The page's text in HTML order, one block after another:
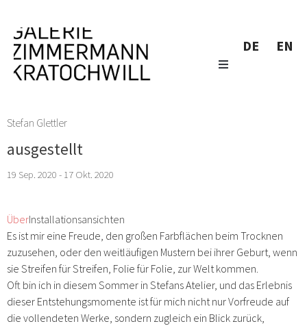
DE EN
Stefan Glettler
ausgestellt
19 Sep. 2020 - 17 Okt. 2020
ÜberInstallationsansichten
Es ist mir eine Freude, den großen Farbflächen beim Trocknen
zuzusehen, oder den weitläufigen Mustern bei ihrer Geburt, wenn
sie Streifen für Streifen, Folie für Folie, zur Welt kommen.
Oft bin ich in diesem Sommer in Stefans Atelier, und das Erlebnis
dieser Entstehungsmomente ist für mich nicht nur Vorfreude auf
die vollendeten Werke, sondern zugleich ein Blick zurück,